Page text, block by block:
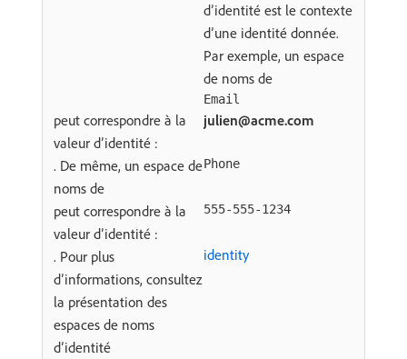
d’identité est le contexte
d’une identité donnée.
Par exemple, un espace
de noms de
Email
peut correspondre à la
valeur d’identité :
julien@acme.com
. De même, un espace de
noms de
Phone
peut correspondre à la
valeur d’identité :
555-555-1234
. Pour plus
d’informations, consultez
la présentation des
espaces de noms
d’identité
identity